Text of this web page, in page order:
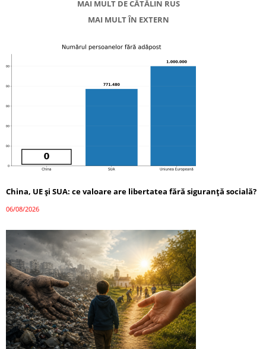
MAI MULT DE CĂTĂLIN RUS
MAI MULT ÎN EXTERN
China, UE și SUA: ce valoare are libertatea fără siguranță socială?
06/08/2026